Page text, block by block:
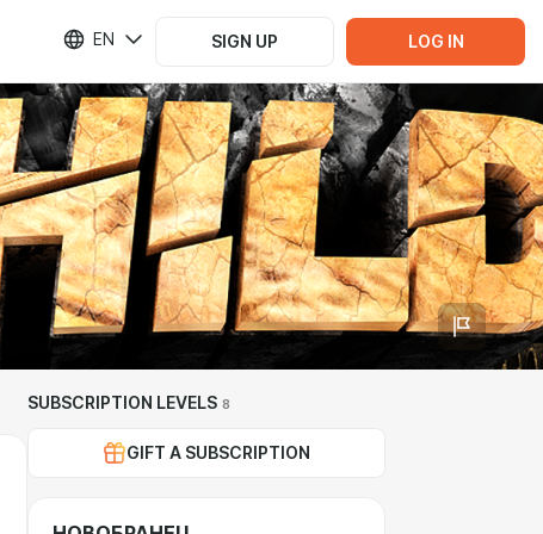
EN SIGN UP LOG IN
SUBSCRIPTION LEVELS 8
GIFT A SUBSCRIPTION